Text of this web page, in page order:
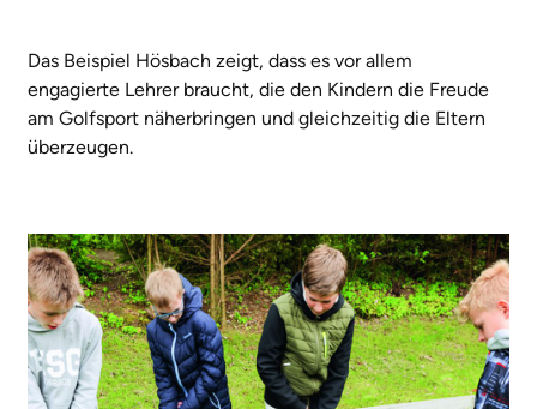
Das Beispiel Hösbach zeigt, dass es vor allem
engagierte Lehrer braucht, die den Kindern die Freude
am Golfsport näherbringen und gleichzeitig die Eltern
überzeugen.